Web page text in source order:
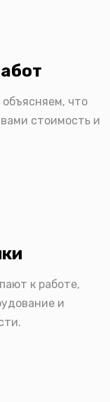
что
стоимость и
к работе,
и